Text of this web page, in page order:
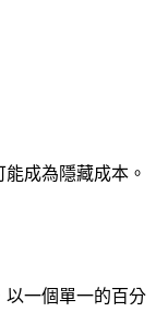
成為隱藏成本。
以一個單一的百分